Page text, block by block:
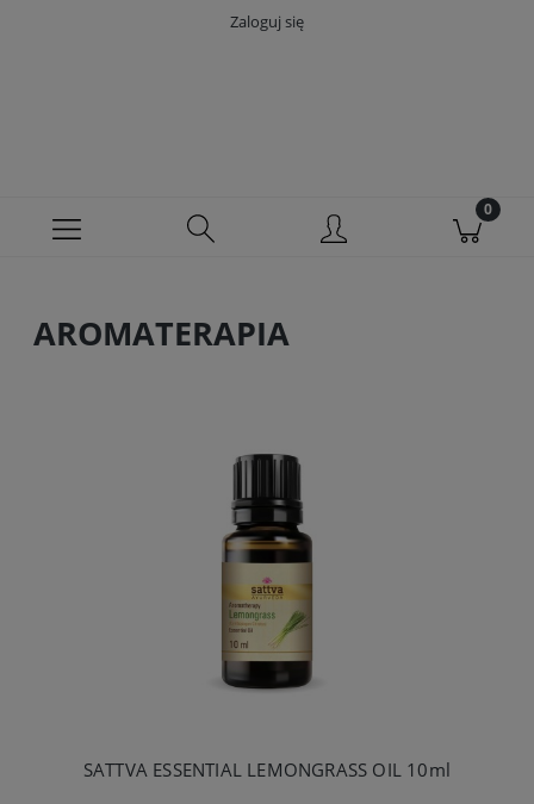
Zaloguj się
AROMATERAPIA
SATTVA ESSENTIAL LEMONGRASS OIL 10ml